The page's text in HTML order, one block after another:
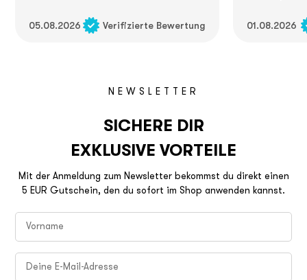
05.08.2026 Verifizierte Bewertung 01.08.2026
NEWSLETTER
SICHERE DIR
EXKLUSIVE VORTEILE
Mit der Anmeldung zum Newsletter bekommst du direkt einen
5 EUR Gutschein, den du sofort im Shop anwenden kannst.